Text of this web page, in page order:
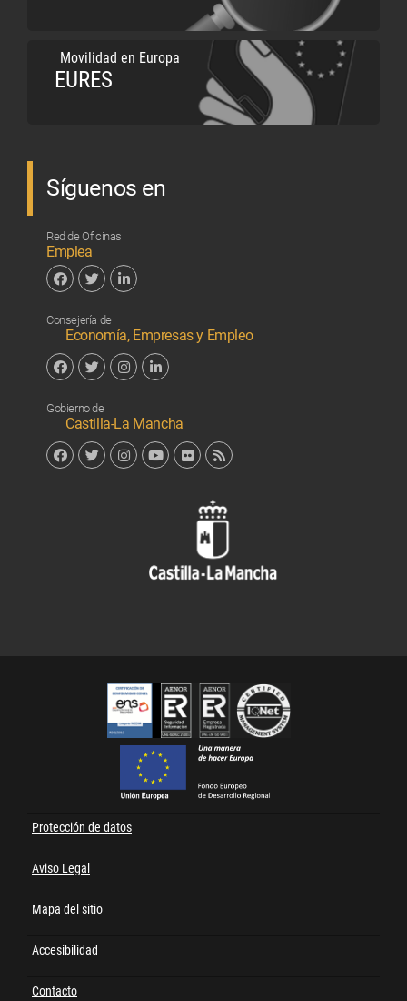
Movilidad en Europa
EURES
Síguenos en
Red de Oficinas
Emplea
Consejería de
Economía, Empresas y Empleo
Gobierno de
Castilla-La Mancha
Menú
al
pie
Protección de datos
Aviso Legal
Mapa del sitio
Accesibilidad
Contacto